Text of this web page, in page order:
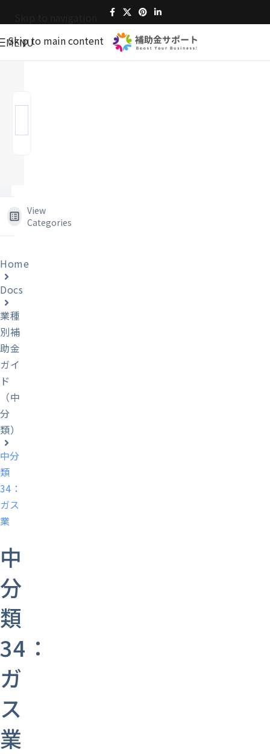
Skip to main content
MENU
View
Categories
Home
Docs
業種
別補
助金
ガイ
ド
（中
分
類）
中分
類
34：
ガス
業
中
分
類
34：
ガ
ス
業